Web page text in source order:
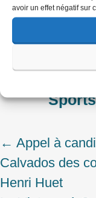
avoir un effet négatif sur
Goh Chai
Sports
Post
navigation
← Appel à
Calvados des
Henri Huet